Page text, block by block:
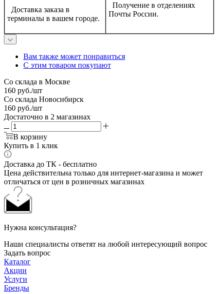
Доставка заказа в
терминалы в вашем городе.
Получение в отделениях
Почты России.
Вам также может понравиться
С этим товаром покупают
Со склада в Москве
160 руб./шт
Со склада Новосибирск
160 руб./шт
Достаточно в 2 магазинах
В корзину
Купить в 1 клик
Доставка до ТК - бесплатно
Цена действительна только для интернет-магазина и может
отличаться от цен в розничных магазинах
Нужна консультация?
Наши специалисты ответят на любой интересующий вопрос
Задать вопрос
Каталог
Акции
Услуги
Бренды